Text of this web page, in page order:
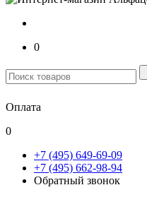
0
Оплата
0
+7 (495) 649-69-09
+7 (495) 662-98-94
Обратный звонок